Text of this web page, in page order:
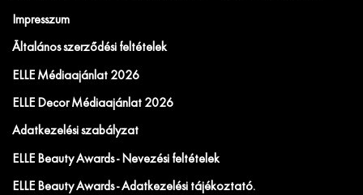
Impresszum
Általános szerződési feltételek
ELLE Médiaajánlat 2026
ELLE Decor Médiaajánlat 2026
Adatkezelési szabályzat
ELLE Beauty Awards - Nevezési feltételek
ELLE Beauty Awards - Adatkezelési tájékoztató.